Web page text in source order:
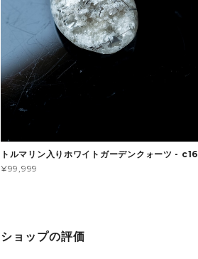
トルマリン入りホワイトガーデンクォーツ - c16
¥99,999
ショップの評価